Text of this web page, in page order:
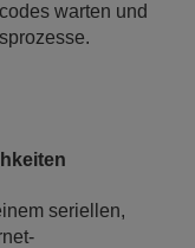
warten und
seriellen,